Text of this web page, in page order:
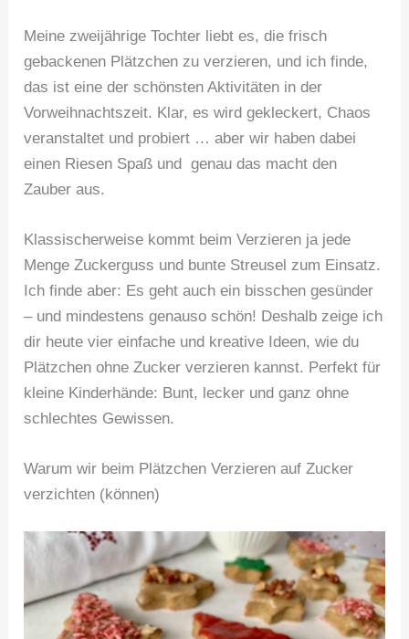
Meine zweijährige Tochter liebt es, die frisch
gebackenen Plätzchen zu verzieren, und ich finde,
das ist eine der schönsten Aktivitäten in der
Vorweihnachtszeit. Klar, es wird gekleckert, Chaos
veranstaltet und probiert … aber wir haben dabei
einen Riesen Spaß und genau das macht den
Zauber aus.
Klassischerweise kommt beim Verzieren ja jede
Menge Zuckerguss und bunte Streusel zum Einsatz.
Ich finde aber: Es geht auch ein bisschen gesünder
– und mindestens genauso schön! Deshalb zeige ich
dir heute vier einfache und kreative Ideen, wie du
Plätzchen ohne Zucker verzieren kannst. Perfekt für
kleine Kinderhände: Bunt, lecker und ganz ohne
schlechtes Gewissen.
Warum wir beim Plätzchen Verzieren auf Zucker
verzichten (können)